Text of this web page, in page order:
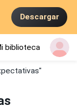
Descargar
biblioteca